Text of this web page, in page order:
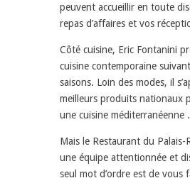
peuvent accueillir en toute
repas d’affaires et vos
Côté cuisine, Eric Fontanini
cuisine contemporaine
saisons. Loin des modes, il
meilleurs produits nationaux
une cuisine méditerranéenne .
Mais le Restaurant du Palais-
une équipe attentionnée et
seul mot d’ordre est de vous